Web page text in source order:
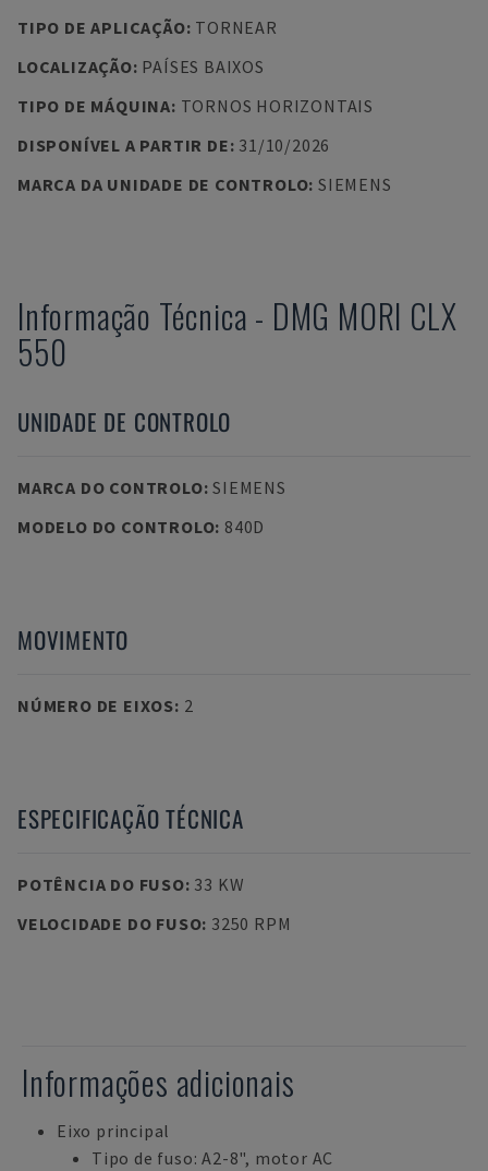
TIPO DE APLICAÇÃO: TORNEAR
LOCALIZAÇÃO: PAÍSES BAIXOS
TIPO DE MÁQUINA: TORNOS HORIZONTAIS
DISPONÍVEL A PARTIR DE: 31/10/2026
MARCA DA UNIDADE DE CONTROLO: SIEMENS
Informação Técnica - DMG MORI CLX
550
UNIDADE DE CONTROLO
MARCA DO CONTROLO:SIEMENS
MODELO DO CONTROLO: 840D
MOVIMENTO
NÚMERO DE EIXOS: 2
ESPECIFICAÇÃO TÉCNICA
POTÊNCIA DO FUSO: 33 KW
VELOCIDADE DO FUSO: 3250 RPM
Informações adicionais
Eixo principal
Tipo de fuso: A2-8", motor AC